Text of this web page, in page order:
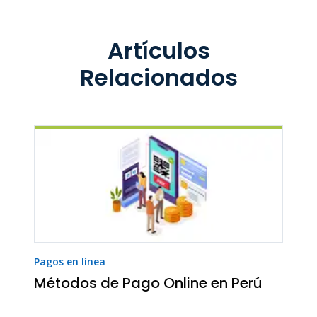
Artículos
Relacionados
Pagos en línea
Métodos de Pago Online en Perú